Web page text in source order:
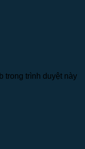
trong trình duyệt này